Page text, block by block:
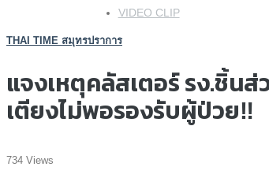
VIDEO CLIP
THAI TIME สมุทรปราการ
แจงเหตุคลัสเตอร์ รง.ชิ้น
เตียงไม่พอรองรับผู้ป่วย‼️
734 Views